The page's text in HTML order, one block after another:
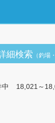
細検索 （釣場
中 18,021～